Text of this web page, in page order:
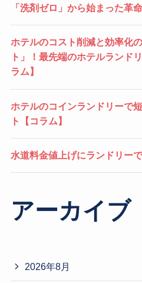
「洗剤ゼロ」から始まった革命
ホテルのコスト削減と効率化
ト」！最先端のホテルランド
ラム】
ホテルのコインランドリーで
ト【コラム】
水道料金値上げにランドリー
アーカイブ
2026年8月